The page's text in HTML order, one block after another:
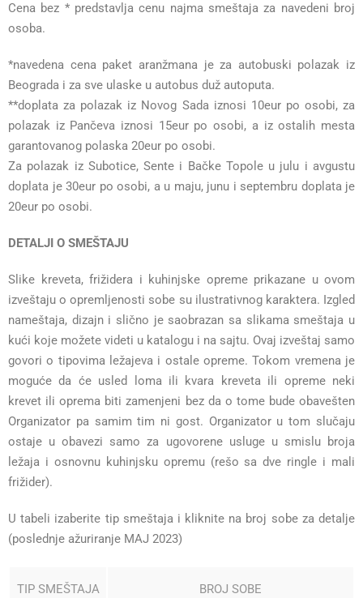
Cena bez * predstavlja cenu najma smeštaja za navedeni broj
osoba.
*navedena cena paket aranžmana je za autobuski polazak iz
Beograda i za sve ulaske u autobus duž autoputa.
**doplata za polazak iz Novog Sada iznosi 10eur po osobi, za
polazak iz Pančeva iznosi 15eur po osobi, a iz ostalih mesta
garantovanog polaska 20eur po osobi.
Za polazak iz Subotice, Sente i Bačke Topole u julu i avgustu
doplata je 30eur po osobi, a u maju, junu i septembru doplata je
20eur po osobi.
DETALJI O SMEŠTAJU
Slike kreveta, frižidera i kuhinjske opreme prikazane u ovom
izveštaju o opremljenosti sobe su ilustrativnog karaktera. Izgled
nameštaja, dizajn i slično je saobrazan sa slikama smeštaja u
kući koje možete videti u katalogu i na sajtu. Ovaj izveštaj samo
govori o tipovima ležajeva i ostale opreme. Tokom vremena je
moguće da će usled loma ili kvara kreveta ili opreme neki
krevet ili oprema biti zamenjeni bez da o tome bude obavešten
Organizator pa samim tim ni gost. Organizator u tom slučaju
ostaje u obavezi samo za ugovorene usluge u smislu broja
ležaja i osnovnu kuhinjsku opremu (rešo sa dve ringle i mali
frižider).
U tabeli izaberite tip smeštaja i kliknite na broj sobe za detalje
(poslednje ažuriranje MAJ 2023)
TIP SMEŠTAJA BROJ SOBE